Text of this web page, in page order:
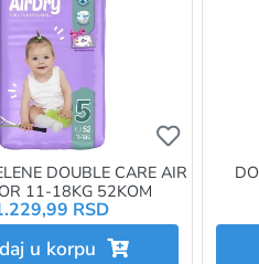
da budete prijavljeni
da dodate proizvod u omiljene
Ukoliko
DOUBLE CARE AIR
11-18KG 52KOM
RSD
u korpu